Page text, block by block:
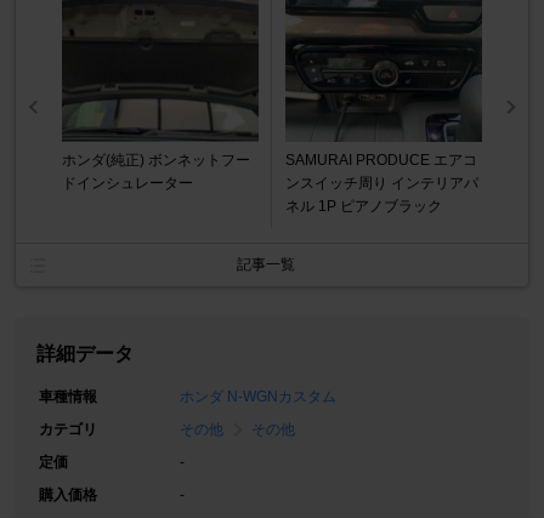
ホンダ(純正) ボンネットフー
ドインシュレーター
SAMURAI PRODUCE エアコ
ンスイッチ周り インテリアパ
ネル 1P ピアノブラック
記事一覧
詳細データ
車種情報
ホンダ N-WGNカスタム
カテゴリ
その他
その他
定価
-
購入価格
-